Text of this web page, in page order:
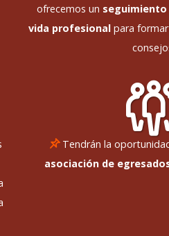
ofrecemos un
vida profesional para
Tendrán la
asociación de